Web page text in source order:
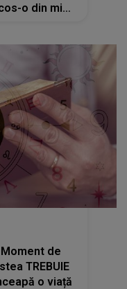
o din minți
Moment de
TREBUIE
o viață